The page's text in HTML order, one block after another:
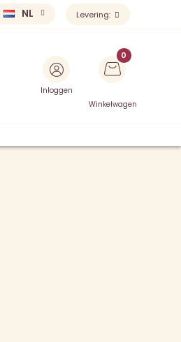
NL Levering:
Inloggen
Winkelwagen